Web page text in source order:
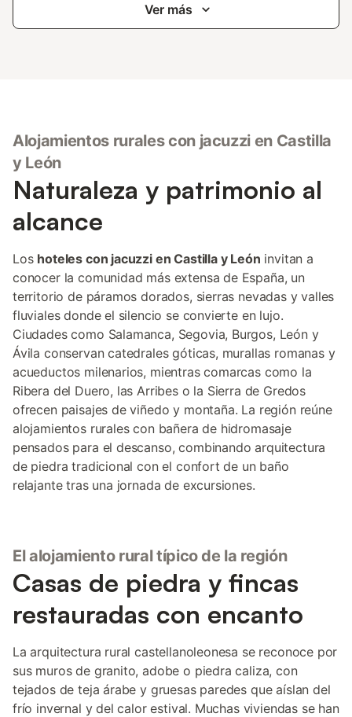
Ver más
Alojamientos rurales con jacuzzi en Castilla
y León
Naturaleza y patrimonio al
alcance
Los hoteles con jacuzzi en Castilla y León invitan a
conocer la comunidad más extensa de España, un
territorio de páramos dorados, sierras nevadas y valles
fluviales donde el silencio se convierte en lujo.
Ciudades como Salamanca, Segovia, Burgos, León y
Ávila conservan catedrales góticas, murallas romanas y
acueductos milenarios, mientras comarcas como la
Ribera del Duero, las Arribes o la Sierra de Gredos
ofrecen paisajes de viñedo y montaña. La región reúne
alojamientos rurales con bañera de hidromasaje
pensados para el descanso, combinando arquitectura
de piedra tradicional con el confort de un baño
relajante tras una jornada de excursiones.
El alojamiento rural típico de la región
Casas de piedra y fincas
restauradas con encanto
La arquitectura rural castellanoleonesa se reconoce por
sus muros de granito, adobe o piedra caliza, con
tejados de teja árabe y gruesas paredes que aíslan del
frío invernal y del calor estival. Muchas viviendas se han